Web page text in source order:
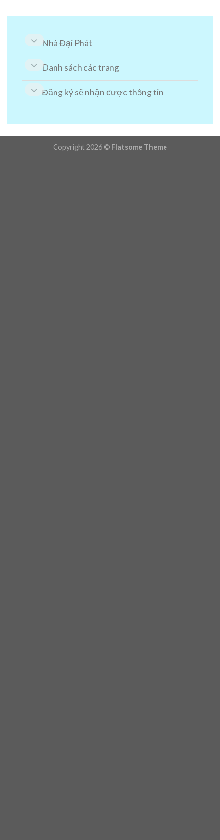
Nhà Đại Phát
Danh sách các trang
Đăng ký sẽ nhận được thông tin
Copyright 2026 © Flatsome Theme